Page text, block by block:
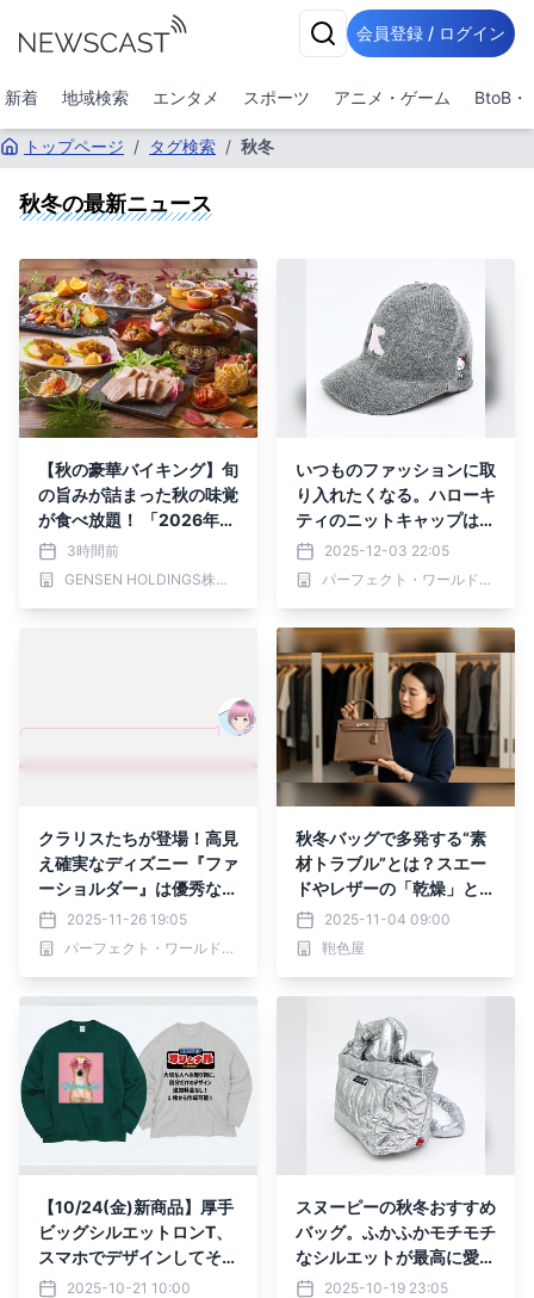
会員登録 / ログイン
新着 地域検索 エンタメ スポーツ アニメ・ゲーム BtoB・
トップページ / タグ検索 / 秋冬
秋冬の最新ニュース
【秋の豪華バイキング】旬
の旨みが詰まった秋の味覚
が食べ放題！ 「2026年
秋冬メニュー」が9月1日
(火)より提供スタート
3時間前
GENSEN HOLDINGS株式会社
いつものファッションに取
り入れたくなる。ハローキ
ティのニットキャップは秋
冬ファッションのアクセン
トになりそうな予感。
2025-12-03 22:05
パーフェクト・ワールド株式会社
クラリスたちが登場！高見
え確実なディズニー『ファ
ーショルダー』は優秀な2
WAY仕様で秋冬の主役！
2025-11-26 19:05
パーフェクト・ワールド株式会社
秋冬バッグで多発する“素
材トラブル”とは？スエー
ドやレザーの「乾燥」と
「色ムラ」に要注意
2025-11-04 09:00
鞄色屋
【10/24(金)新商品】厚手
ビッグシルエットロンT、
スマホでデザインしてその
まま注文OK！
2025-10-21 10:00
スヌーピーの秋冬おすすめ
バッグ。ふかふかモチモチ
なシルエットが最高に愛ら
しいデザインです。
2025-10-19 23:05